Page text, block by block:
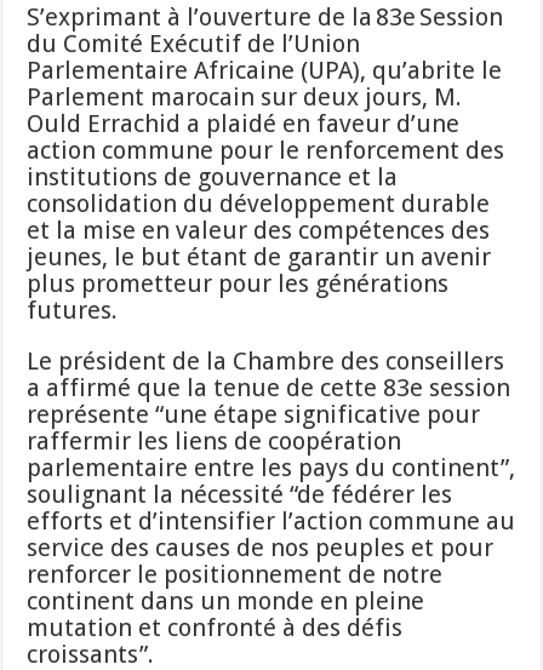
S’exprimant à l’ouverture de la 83e Session
du Comité Exécutif de l’Union
Parlementaire Africaine (UPA), qu’abrite le
Parlement marocain sur deux jours, M.
Ould Errachid a plaidé en faveur d’une
action commune pour le renforcement des
institutions de gouvernance et la
consolidation du développement durable
et la mise en valeur des compétences des
jeunes, le but étant de garantir un avenir
plus prometteur pour les générations
futures.
Le président de la Chambre des conseillers
a affirmé que la tenue de cette 83e session
représente “une étape significative pour
raffermir les liens de coopération
parlementaire entre les pays du continent”,
soulignant la nécessité “de fédérer les
efforts et d’intensifier l’action commune au
service des causes de nos peuples et pour
renforcer le positionnement de notre
continent dans un monde en pleine
mutation et confronté à des défis
croissants”.